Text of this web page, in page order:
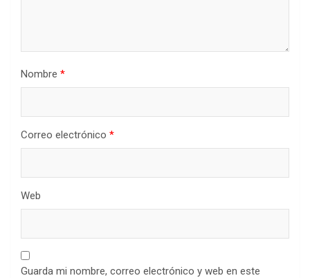
Nombre *
Correo electrónico *
Web
Guarda mi nombre, correo electrónico y web en este